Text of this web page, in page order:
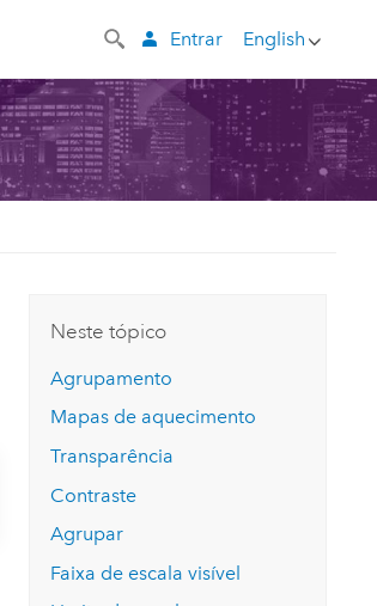
English
Entrar
Neste tópico
Agrupamento
Mapas de aquecimento
Transparência
Contraste
Agrupar
Faixa de escala visível